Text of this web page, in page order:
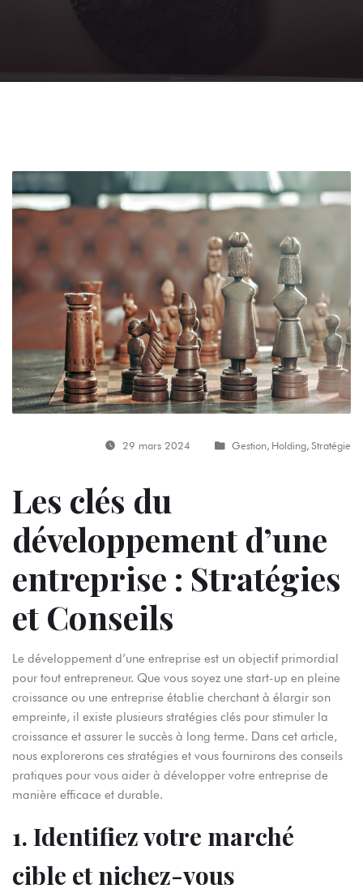
29 mars 2024 Gestion, Holding,Stratégie
Les clés du
développement d’une
entreprise : Stratégies
et Conseils
Le développement d’une entreprise est un objectif primordial
pour tout entrepreneur. Que vous soyez une start-up en pleine
croissance ou une entreprise établie cherchant à élargir son
empreinte, il existe plusieurs stratégies clés pour stimuler la
croissance et assurer le succès à long terme. Dans cet article,
nous explorerons ces stratégies et vous fournirons des conseils
pratiques pour vous aider à développer votre entreprise de
manière efficace et durable.
1. Identifiez votre marché
cible et nichez-vous